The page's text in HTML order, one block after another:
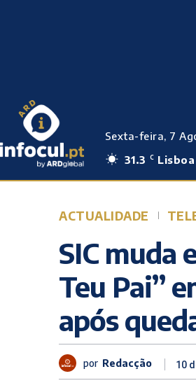
Sexta-feira, 7
31.3
C Lisboa
ACTUALIDADE
SIC muda
Teu Pai”
após
por Redacção 10